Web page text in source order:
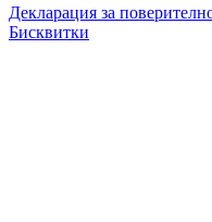
Декларация за
Бисквитки